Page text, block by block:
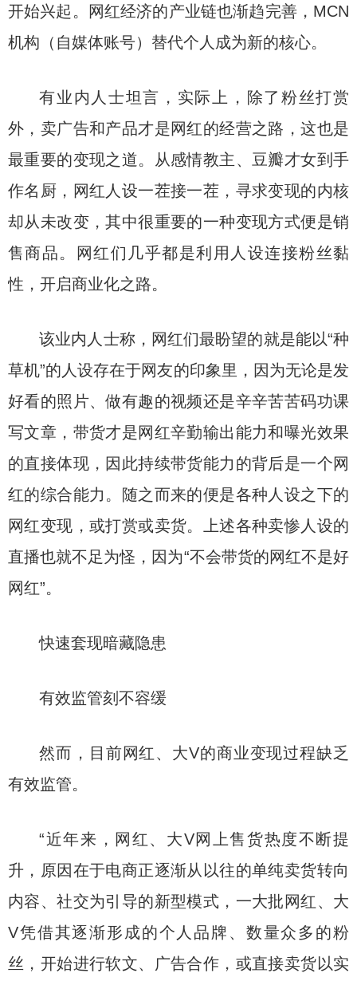
开始兴起。网红经济的产业链也渐趋完善，MCN
机构（自媒体账号）替代个人成为新的核心。
有业内人士坦言，实际上，除了粉丝打赏
外，卖广告和产品才是网红的经营之路，这也是
最重要的变现之道。从感情教主、豆瓣才女到手
作名厨，网红人设一茬接一茬，寻求变现的内核
却从未改变，其中很重要的一种变现方式便是销
售商品。网红们几乎都是利用人设连接粉丝黏
性，开启商业化之路。
该业内人士称，网红们最盼望的就是能以“种
草机”的人设存在于网友的印象里，因为无论是发
好看的照片、做有趣的视频还是辛辛苦苦码功课
写文章，带货才是网红辛勤输出能力和曝光效果
的直接体现，因此持续带货能力的背后是一个网
红的综合能力。随之而来的便是各种人设之下的
网红变现，或打赏或卖货。上述各种卖惨人设的
直播也就不足为怪，因为“不会带货的网红不是好
网红”。
快速套现暗藏隐患
有效监管刻不容缓
然而，目前网红、大V的商业变现过程缺乏
有效监管。
“近年来，网红、大V网上售货热度不断提
升，原因在于电商正逐渐从以往的单纯卖货转向
内容、社交为引导的新型模式，一大批网红、大
V凭借其逐渐形成的个人品牌、数量众多的粉
丝，开始进行软文、广告合作，或直接卖货以实